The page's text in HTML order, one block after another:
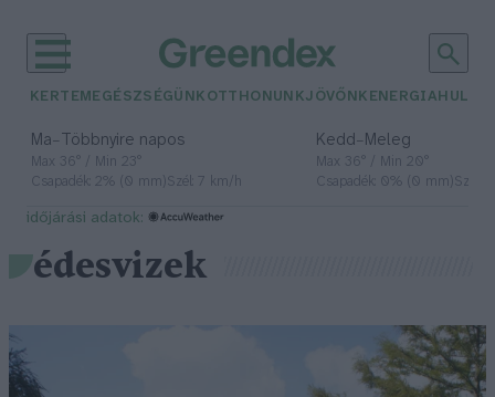
KERTEM EGÉSZSÉGÜNK OTTHONUNKJÖVŐNK ENERGIA
Ma– Többnyire napos
Max 36° / Min 23°
Csapadék: 2% (0 mm)Szél: 7 km/h
Kedd– Meleg
Max 36° / Min 20°
Csapadék: 0% (0 mm)Szél:
időjárási adatok:
édesvizek